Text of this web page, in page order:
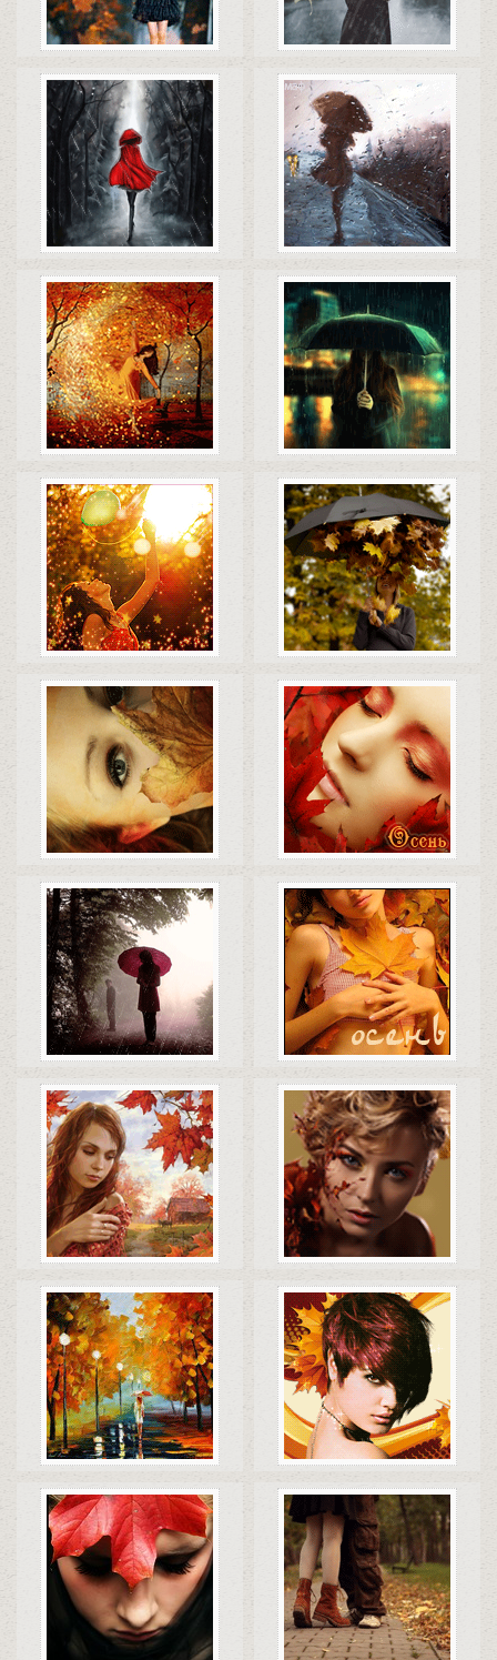
Коды Скачать Коды Скачать
Коды Скачать Коды Скачать
Коды Скачать Коды Скачать
Коды Скачать Коды Скачать
Коды Скачать Коды Скачать
Коды Скачать Коды Скачать
Коды Скачать Коды Скачать
Коды Скачать Коды Скачать
Скачать Коды Скачать